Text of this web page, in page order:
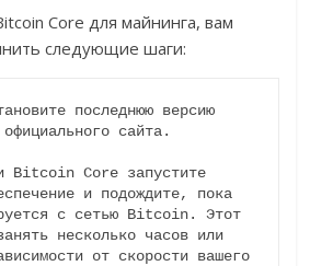
Core для майнинга, вам
следующие шаги:
последнюю версию
сайта.
Bitcoin Core запустите
и подождите, пока
с сетью Bitcoin. Этот
несколько часов или
от скорости вашего